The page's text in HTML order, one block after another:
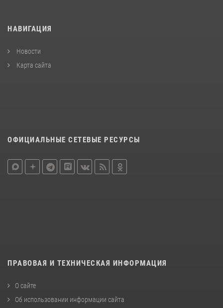
НАВИГАЦИЯ
Новости
Карта сайта
ОФИЦИАЛЬНЫЕ СЕТЕВЫЕ РЕСУРСЫ
ПРАВОВАЯ И ТЕХНИЧЕСКАЯ ИНФОРМАЦИЯ
О сайте
Об использовании информации сайта